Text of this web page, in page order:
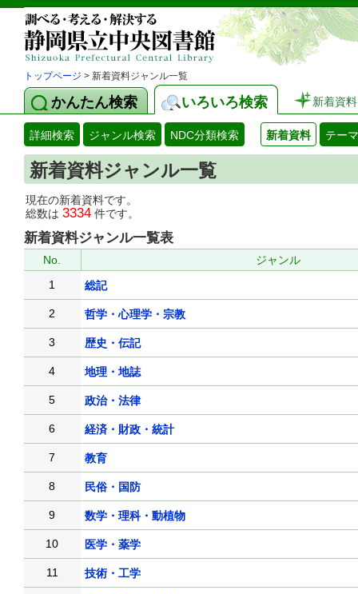
トップページ > 新着資料ジャンル一覧
かんたん検索 いろいろ検索 新着資料
詳細検索 ジャンル検索 NDC分類検索 新着資料 テー
新着資料ジャンル一覧
現在の新着資料です。
総数は 3334 件です。
新着資料ジャンル一覧表
No.
ジャンル
1
総記
2 哲学・心理学・宗教
3 歴史・伝記
4 地理・地誌
5 政治・法律
6 経済・財政・統計
7 教育
8 民俗・国防
9 数学・理科・動植物
10 医学・薬学
11 技術・工学